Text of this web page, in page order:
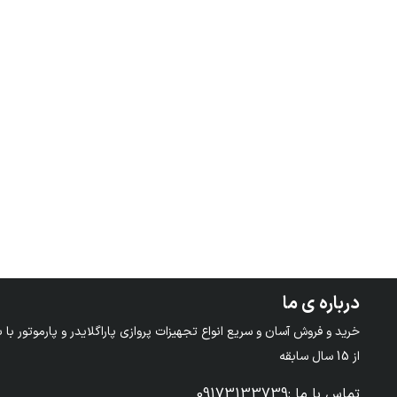
درباره ی ما
از 15 سال سابقه